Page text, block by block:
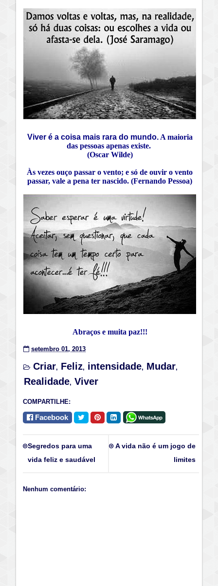
Viver é a coisa mais rara do mundo.A maioria
das pessoas apenas existe.
(Oscar Wilde)
Às vezes ouço passar o vento; e só de ouvir o vento
passar, vale a pena ter nascido. (Fernando Pessoa)
Abraços e muita paz!!!
setembro 01, 2013
Criar, Feliz, intensidade, Mudar,
Realidade, Viver
COMPARTILHE:
Facebook
A vida não é um jogo de
limites
Segredos para uma
vida feliz e saudável
Nenhum comentário: